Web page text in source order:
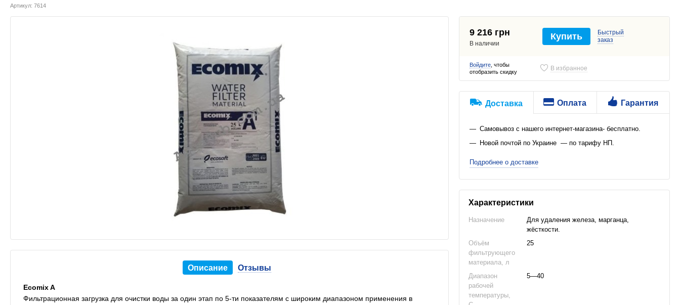
Артикул: 7614
Описание Отзывы
Ecomix A
Фильтрационная загрузка для очистки воды за один этап по 5-ти показателям с широким диапазоном применения в
9 216 грн
В наличии
Купить
Быстрый
заказ
Войдите, чтобы
отобразить скидку
В избранное
Доставка Оплата Гарантия
Самовывоз с нашего интернет-магазина- бесплатно.
Новой почтой по Украине — по тарифу НП.
Подробнее о доставке
Характеристики
Назначение
Для удаления железа, марганца,
жёсткости.
Объём
фильтрующего
материала, л
25
Диапазон
рабочей
температуры,
5—40